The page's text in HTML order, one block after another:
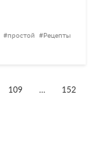
простой
Рецепты
109 …
152